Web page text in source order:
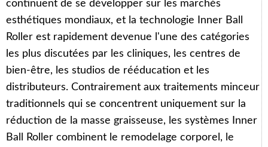
continuent de se développer sur les marchés
esthétiques mondiaux, et la technologie Inner Ball
Roller est rapidement devenue l'une des catégories
les plus discutées par les cliniques, les centres de
bien-être, les studios de rééducation et les
distributeurs. Contrairement aux traitements minceur
traditionnels qui se concentrent uniquement sur la
réduction de la masse graisseuse, les systèmes Inner
Ball Roller combinent le remodelage corporel, le